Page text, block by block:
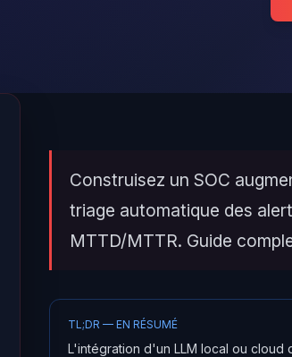
Construisez un SOC
triage automatique des
MTTD/MTTR. Guide
TL;DR — EN RÉSUMÉ
L'intégration d'un LLM local ou